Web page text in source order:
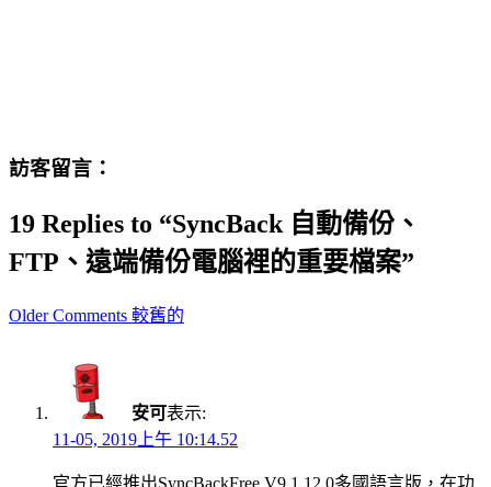
訪客留言：
19 Replies to “SyncBack 自動備份、
FTP、遠端備份電腦裡的重要檔案”
Comment
Older Comments 較舊的
安可表示:
11-05, 2019上午 10:14.52